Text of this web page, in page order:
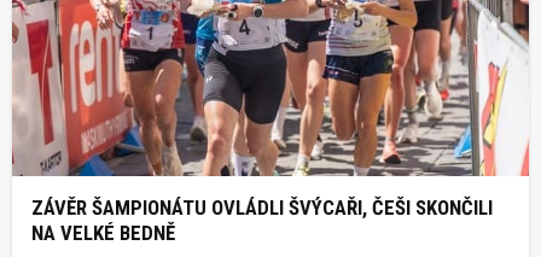
ZÁVĚR ŠAMPIONÁTU OVLÁDLI ŠVÝCAŘI, ČEŠI SKONČILI
NA VELKÉ BEDNĚ